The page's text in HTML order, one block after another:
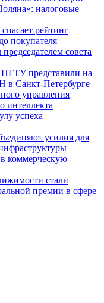
налоговые
рейтинг
покупателя
совета
представили на
Санкт-Петербурге
управления
интеллекта
успеха
усилия для
коммерческую
стали
премии в сфере